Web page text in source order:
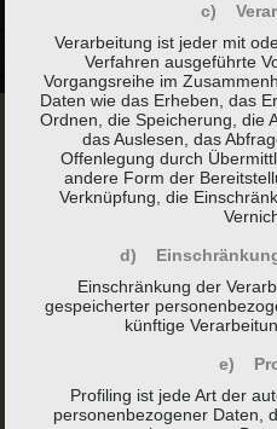
Steuererklärungen
Privatpersonen für
c)
Verarbeitung ist jeder mit
Verfahren ausgeführte
Vorgangsreihe im
Daten wie das Erheben, das
Ordnen, die Speicherung, die
das Auslesen, das
Offenlegung durch
andere Form der
Verknüpfung, die
d)
Einschränkung der
gespeicherter
künftige
e)
Profiling ist jede Art der
personenbezogener Daten,